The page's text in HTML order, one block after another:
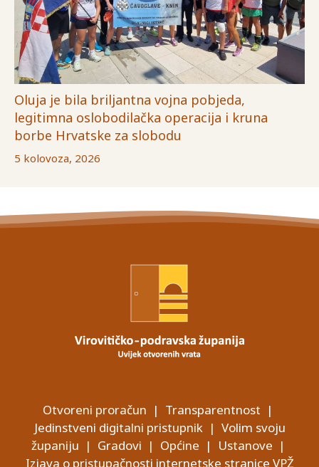
Oluja je bila briljantna vojna pobjeda,
legitimna oslobodilačka operacija i kruna
borbe Hrvatske za slobodu
5 kolovoza, 2026
Otvoreni proračun | Transparentnost |
Jedinstveni digitalni pristupnik| Volim svoju
županiju | Gradovi | Općine | Ustanove |
Izjava o pristupačnosti internetske stranice VPŽ